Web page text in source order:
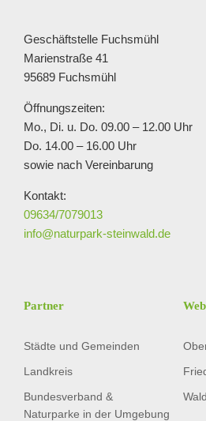
Geschäftstelle Fuchsmühl
Marienstraße 41
95689 Fuchsmühl
Öffnungszeiten:
Mo., Di. u. Do. 09.00 – 12.00 Uhr
Do. 14.00 – 16.00 Uhr
sowie nach Vereinbarung
Kontakt:
09634/7079013
info@naturpark-steinwald.de
Partner
Städte und Gemeinden
Landkreis
Bundesverband &
Naturparke in der Umgebung